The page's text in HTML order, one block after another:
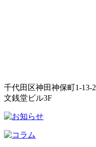
千代田区神田神保町1-13-2
文銭堂ビル3F